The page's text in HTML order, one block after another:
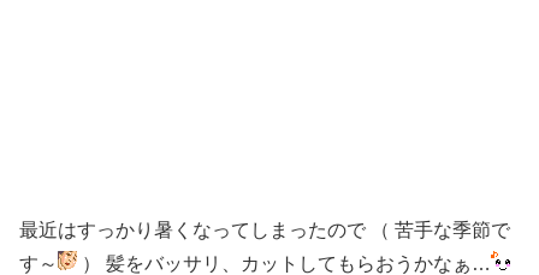
最近はすっかり暑くなってしまったので （ 苦手な季節で
す～
） 髪をバッサリ、カットしてもらおうかなぁ…